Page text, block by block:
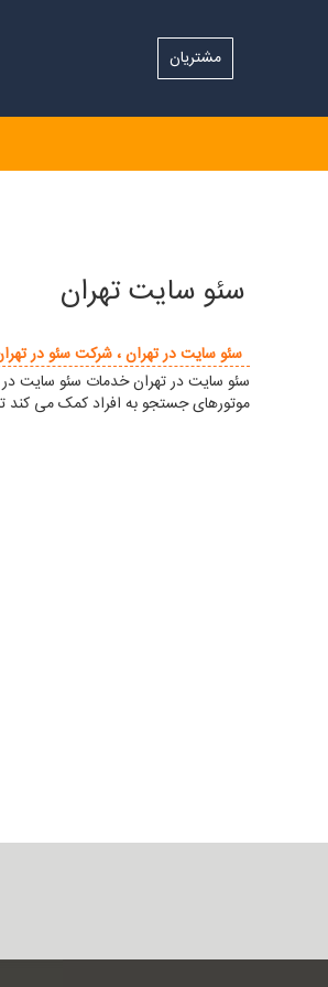
مشتریان
سئو سایت تهران
سئو سایت در تهران ، شرکت سئو در
سئو سایت در تهران خدمات سئو سایت
موتورهای جستجو به افراد کمک می کند